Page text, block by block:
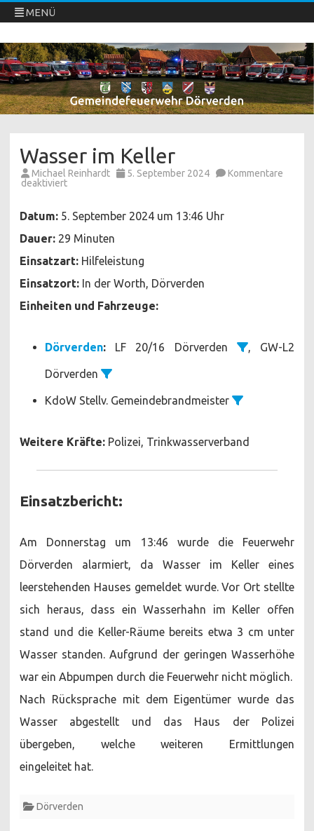
MENÜ
Freiwillige Feuerwehren Dörverden
Direkt
zum
Inhalt
springen
Wasser im Keller
Michael Reinhardt 5. September 2024
Kommentare
deaktiviertfür
Keller
Datum: 5. September 2024 um 13:46 Uhr
Dauer: 29 Minuten
Einsatzart: Hilfeleistung
Einsatzort: In der Worth, Dörverden
Einheiten und Fahrzeuge:
Dörverden: LF 20/16 Dörverden , GW-L2
Dörverden
KdoW Stellv. Gemeindebrandmeister
Weitere Kräfte: Polizei, Trinkwasserverband
Einsatzbericht:
Am Donnerstag um 13:46 wurde die Feuerwehr
Dörverden alarmiert, da Wasser im Keller eines
leerstehenden Hauses gemeldet wurde. Vor Ort stellte
sich heraus, dass ein Wasserhahn im Keller offen
stand und die Keller-Räume bereits etwa 3 cm unter
Wasser standen. Aufgrund der geringen Wasserhöhe
war ein Abpumpen durch die Feuerwehr nicht möglich.
Nach Rücksprache mit dem Eigentümer wurde das
Wasser abgestellt und das Haus der Polizei
übergeben, welche weiteren Ermittlungen
eingeleitet hat.
Dörverden